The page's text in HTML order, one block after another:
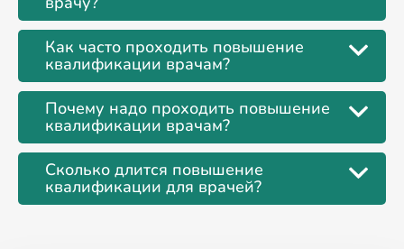
Как часто проходить повышение
квалификации врачам?
Почему надо проходить повышение
квалификации врачам?
Сколько длится повышение
квалификации для врачей?